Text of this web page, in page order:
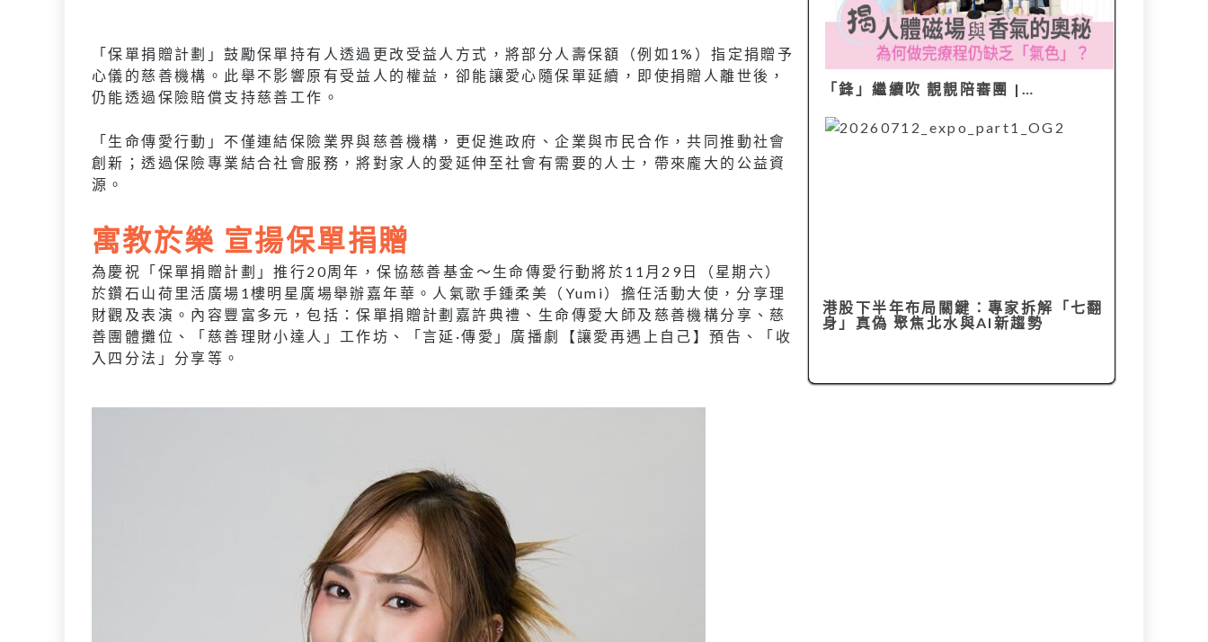
「保單捐贈計劃」鼓勵保單持有人透過更改受益人方式，將部分人壽保額（例如1%）指定捐贈予
心儀的慈善機構。此舉不影響原有受益人的權益，卻能讓愛心隨保單延續，即使捐贈人離世後，
仍能透過保險賠償支持慈善工作。
「生命傳愛行動」不僅連結保險業界與慈善機構，更促進政府、企業與市民合作，共同推動社會
創新；透過保險專業結合社會服務，將對家人的愛延伸至社會有需要的人士，帶來龐大的公益資
源。
寓教於樂 宣揚保單捐贈
為慶祝「保單捐贈計劃」推行20周年，保協慈善基金～生命傳愛行動將於11月29日（星期六）
於鑽石山荷里活廣場1樓明星廣場舉辦嘉年華。人氣歌手鍾柔美（Yumi）擔任活動大使，分享理
財觀及表演。內容豐富多元，包括：保單捐贈計劃嘉許典禮、生命傳愛大師及慈善機構分享、慈
善團體攤位、「慈善理財小達人」工作坊、「言延·傳愛」廣播劇【讓愛再遇上自己】預告、「收
入四分法」分享等。
「鋒」繼續吹 靚靚陪審團 |…
港股下半年布局關鍵：專家拆解「七翻
身」真偽 聚焦北水與AI新趨勢